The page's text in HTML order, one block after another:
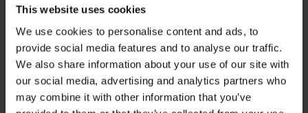
This website uses cookies
We use cookies to personalise content and ads, to
provide social media features and to analyse our traffic.
We also share information about your use of our site with
our social media, advertising and analytics partners who
may combine it with other information that you’ve